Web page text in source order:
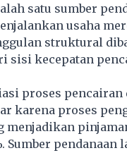
satu sumber
usaha
struktural
sisi kecepatan
proses pencairan
karena proses
menjadikan
Sumber pendanaan